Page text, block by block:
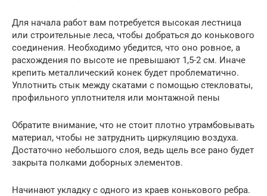
Для начала работ вам потребуется высокая лестница
или строительные леса, чтобы добраться до конькового
соединения. Необходимо убедится, что оно ровное, а
расхождения по высоте не превышают 1,5-2 см. Иначе
крепить металлический конек будет проблематично.
Уплотнить стык между скатами с помощью стекловаты,
профильного уплотнителя или монтажной пены
Обратите внимание, что не стоит плотно утрамбовывать
материал, чтобы не затруднить циркуляцию воздуха.
Достаточно небольшого слоя, ведь щель все рано будет
закрыта полками доборных элементов.
Начинают укладку с одного из краев конькового ребра.